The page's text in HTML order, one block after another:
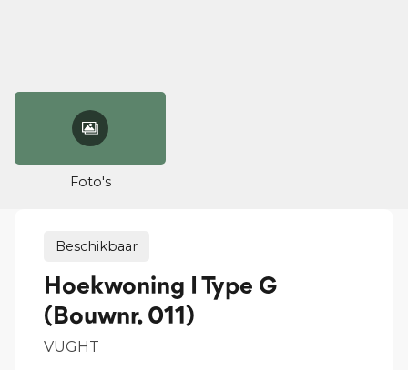
Foto's
Beschikbaar
Hoekwoning I Type G
(Bouwnr. 011)
VUGHT